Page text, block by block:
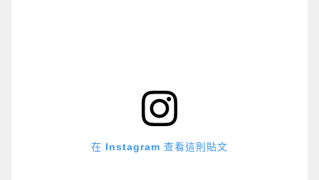
在 Instagram 查看這則貼文